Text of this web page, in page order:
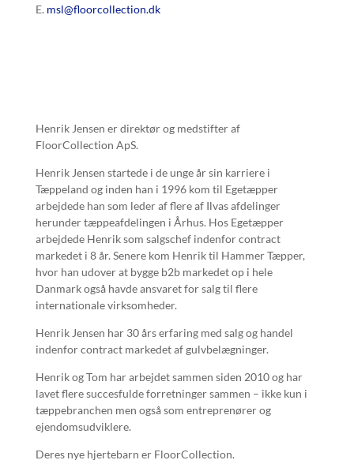
E. msl@floorcollection.dk
Henrik Jensen er direktør og medstifter af
FloorCollection ApS.
Henrik Jensen startede i de unge år sin karriere i
Tæppeland og inden han i 1996 kom til Egetæpper
arbejdede han som leder af flere af Ilvas afdelinger
herunder tæppeafdelingen i Århus. Hos Egetæpper
arbejdede Henrik som salgschef indenfor contract
markedet i 8 år. Senere kom Henrik til Hammer Tæpper,
hvor han udover at bygge b2b markedet op i hele
Danmark også havde ansvaret for salg til flere
internationale virksomheder.
Henrik Jensen har 30 års erfaring med salg og handel
indenfor contract markedet af gulvbelægninger.
Henrik og Tom har arbejdet sammen siden 2010 og har
lavet flere succesfulde forretninger sammen – ikke kun i
tæppebranchen men også som entreprenører og
ejendomsudviklere.
Deres nye hjertebarn er FloorCollection.